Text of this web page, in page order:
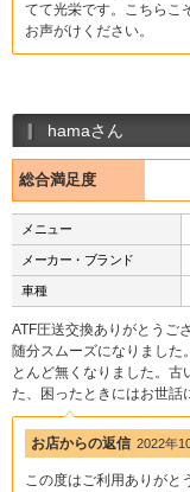
てて光栄です。こちらこ
お声がけください。
hamaさん
総合満足度
メニュー
メーカー・ブランド
車種
ATF圧送交換ありがとうご
随分スムーズになりました
とんど無くなりました。古
た、困ったときにはお世話
お店からの返信 2022年
この度はご利用ありがと